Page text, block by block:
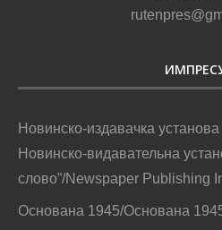
Новинско-издавачка установа
Новинско-видавательна
слово”/Newspaper Publishing
Основана 1945/Основана